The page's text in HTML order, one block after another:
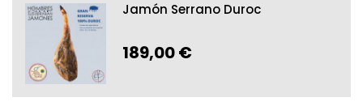
Jamón Serrano Duroc
189,00 €